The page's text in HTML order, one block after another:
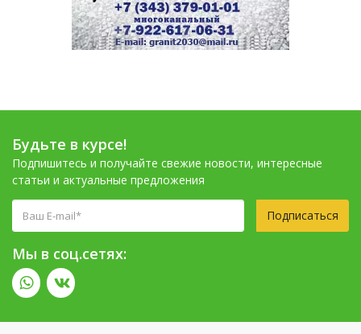
Будьте в курсе!
Подпишитесь и получайте свежие новости, интересные
статьи и актуальные предложения
Подписаться
Мы в соц.сетях: